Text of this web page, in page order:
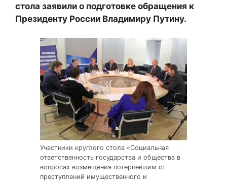
стола заявили о подготовке обращения к
Президенту России Владимиру Путину.
Участники круглого стола «Социальная
ответственность государства и общества в
вопросах возмещения потерпевшим от
преступлений имущественного и